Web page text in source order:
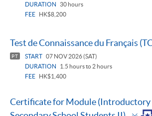
DURATION
30 hours
FEE
HK$8,200
Test de Connaissance du Français
PT START 07 NOV 2026 (SAT)
DURATION
1.5 hours to 2 hours
FEE
HK$1,400
Certificate for Module (Introductory